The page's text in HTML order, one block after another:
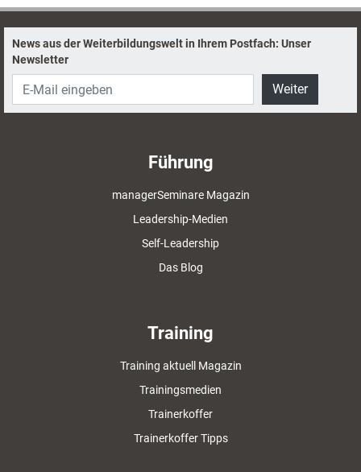
News aus der Weiterbildungswelt in Ihrem Postfach: Unser
Newsletter
Weiter
Führung
managerSeminare Magazin
Leadership-Medien
Self-Leadership
Das Blog
Training
Training aktuell Magazin
Trainingsmedien
Trainerkoffer
Trainerkoffer Tipps